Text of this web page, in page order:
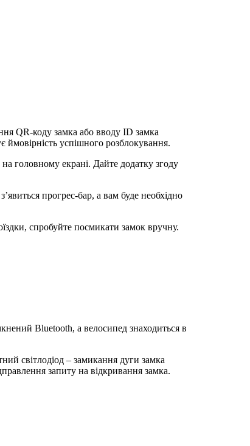
QR-коду замка або вводу ID замка
успішного розблокування.
головному екрані. Дайте додатку згоду
прогрес-бар, а вам буде необхідно
спробуйте посмикати замок вручну.
Bluetooth, а велосипед знаходиться в
світлодіод – замикання дуги замка
запиту на відкривання замка.